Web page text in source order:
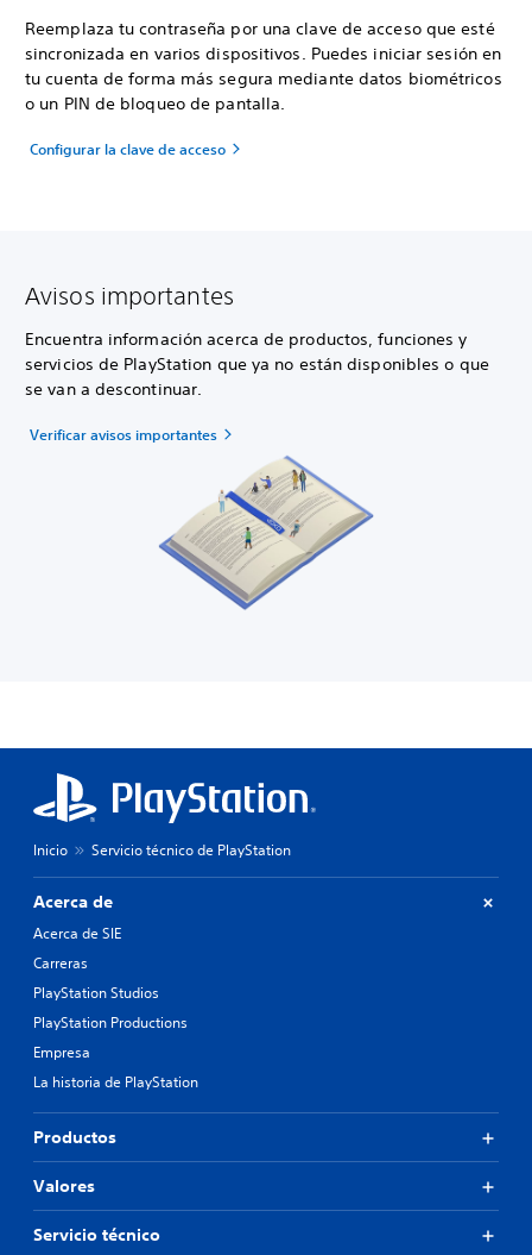
Reemplaza tu contraseña por una clave de acceso que esté
sincronizada en varios dispositivos. Puedes iniciar sesión en
tu cuenta de forma más segura mediante datos biométricos
o un PIN de bloqueo de pantalla.
Configurar la clave de acceso
Avisos importantes
Encuentra información acerca de productos, funciones y
servicios de PlayStation que ya no están disponibles o que
se van a descontinuar.
Verificar avisos importantes
Inicio Servicio técnico de PlayStation
Acerca de
Acerca de SIE
Carreras
PlayStation Studios
PlayStation Productions
Empresa
La historia de PlayStation
Productos
Valores
Servicio técnico